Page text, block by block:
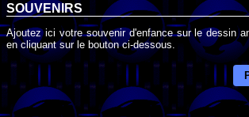
SOUVENIRS
Ajoutez ici votre souvenir d'enfance sur le dessin
en cliquant sur le bouton ci-dessous.